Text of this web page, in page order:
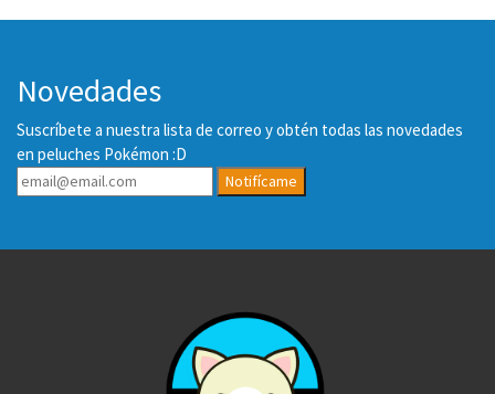
Novedades
Suscríbete a nuestra lista de correo y obtén todas las novedades
en peluches Pokémon :D
Notifícame